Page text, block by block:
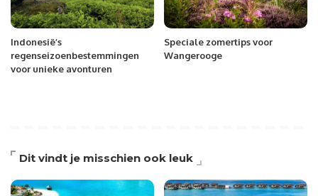
Indonesië’s
regenseizoenbestemmingen
voor unieke avonturen
Speciale zomertips voor
Wangerooge
Dit vindt je misschien ook leuk